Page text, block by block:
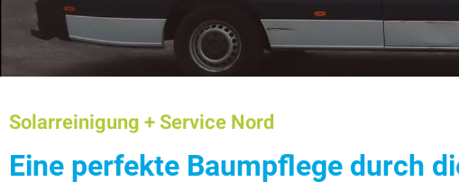
Solarreinigung + Service Nord
Eine perfekte Baumpflege durch